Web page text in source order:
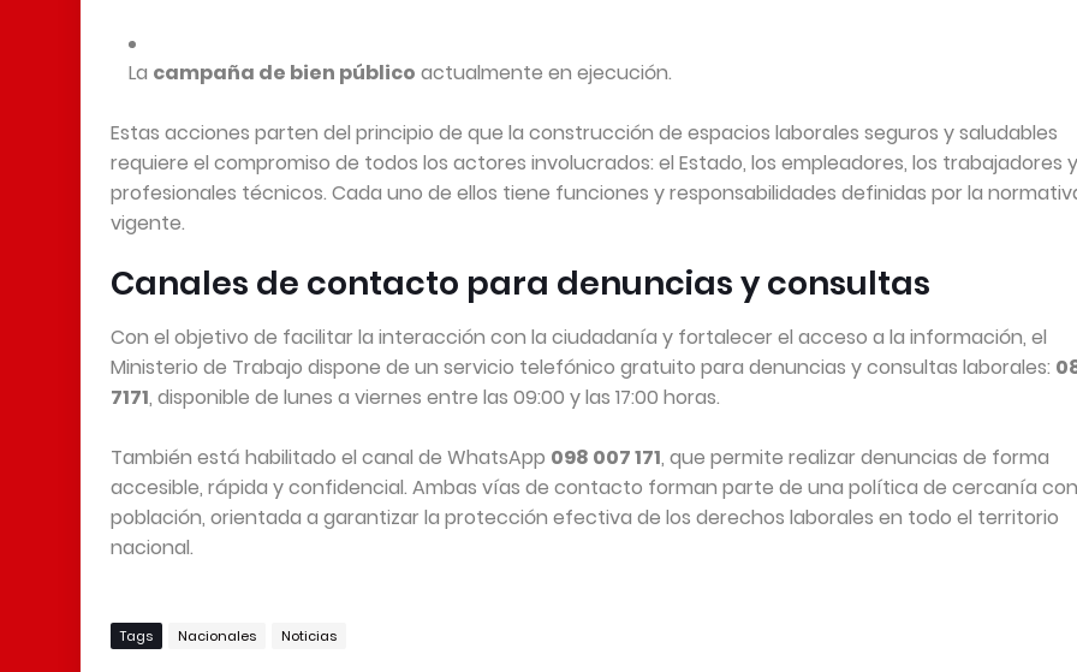
La campaña de bien público actualmente en ejecución.
Estas acciones parten del principio de que la construcción de espacios laborales seguros y saludables
requiere el compromiso de todos los actores involucrados: el Estado, los empleadores, los trabajadores
profesionales técnicos. Cada uno de ellos tiene funciones y responsabilidades definidas por la
vigente.
Canales de contacto para denuncias y consultas
Con el objetivo de facilitar la interacción con la ciudadanía y fortalecer el acceso a la información, el
Ministerio de Trabajo dispone de un servicio telefónico gratuito para denuncias y consultas laborales:
7171, disponible de lunes a viernes entre las 09:00 y las 17:00 horas.
También está habilitado el canal de WhatsApp 098 007 171, que permite realizar denuncias de forma
accesible, rápida y confidencial. Ambas vías de contacto forman parte de una política de cercanía
población, orientada a garantizar la protección efectiva de los derechos laborales en todo el territorio
nacional.
Tags Nacionales Noticias